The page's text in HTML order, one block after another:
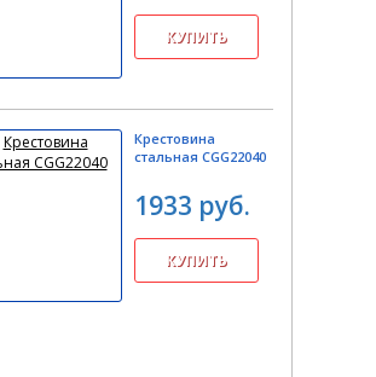
Крестовина
стальная CGG22040
1933 руб.